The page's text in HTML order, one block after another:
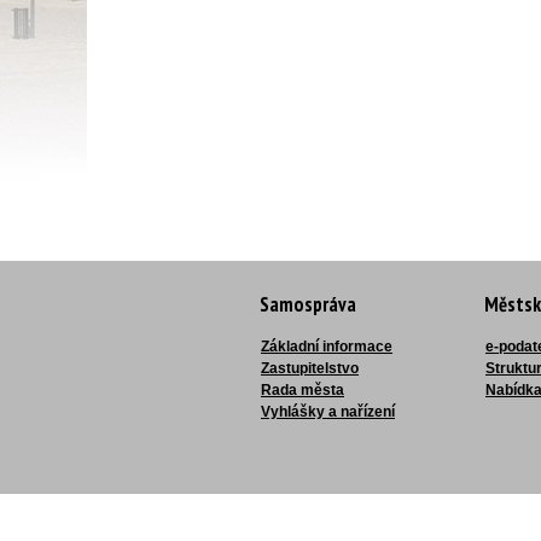
Samospráva
Základní informace
Zastupitelstvo
Rada města
Vyhlášky a nařízení
e-